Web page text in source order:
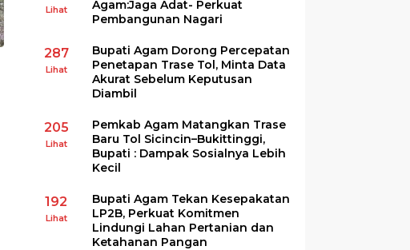
Lihat
Agam:Jaga Adat- Perkuat
Pembangunan Nagari
287
Lihat
Bupati Agam Dorong Percepatan
Penetapan Trase Tol, Minta Data
Akurat Sebelum Keputusan
Diambil
205
Lihat
Pemkab Agam Matangkan Trase
Baru Tol Sicincin–Bukittinggi,
Bupati : Dampak Sosialnya Lebih
Kecil
192
Lihat
Bupati Agam Tekan Kesepakatan
LP2B, Perkuat Komitmen
Lindungi Lahan Pertanian dan
Ketahanan Pangan